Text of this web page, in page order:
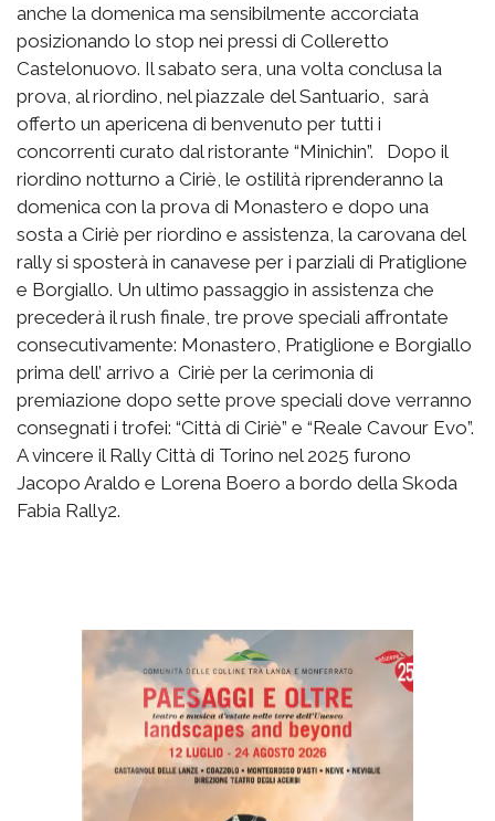
anche la domenica ma sensibilmente accorciata
posizionando lo stop nei pressi di Colleretto
Castelonuovo. Il sabato sera, una volta conclusa la
prova, al riordino, nel piazzale del Santuario, sarà
offerto un apericena di benvenuto per tutti i
concorrenti curato dal ristorante “Minichin”. Dopo il
riordino notturno a Ciriè, le ostilità riprenderanno la
domenica con la prova di Monastero e dopo una
sosta a Ciriè per riordino e assistenza, la carovana del
rally si sposterà in canavese per i parziali di Pratiglione
e Borgiallo. Un ultimo passaggio in assistenza che
precederà il rush finale, tre prove speciali affrontate
consecutivamente: Monastero, Pratiglione e Borgiallo
prima dell’ arrivo a Ciriè per la cerimonia di
premiazione dopo sette prove speciali dove verranno
consegnati i trofei: “Città di Ciriè” e “Reale Cavour Evo”.
A vincere il Rally Città di Torino nel 2025 furono
Jacopo Araldo e Lorena Boero a bordo della Skoda
Fabia Rally2.